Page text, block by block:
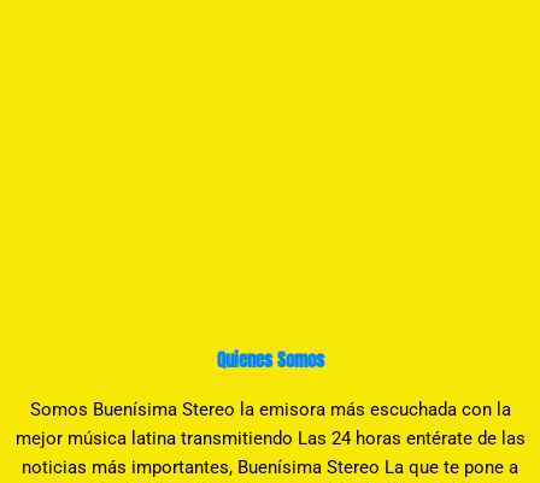
Quienes Somos
Somos Buenísima Stereo la emisora más escuchada con la
mejor música latina transmitiendo Las 24 horas entérate de las
noticias más importantes, Buenísima Stereo La que te pone a